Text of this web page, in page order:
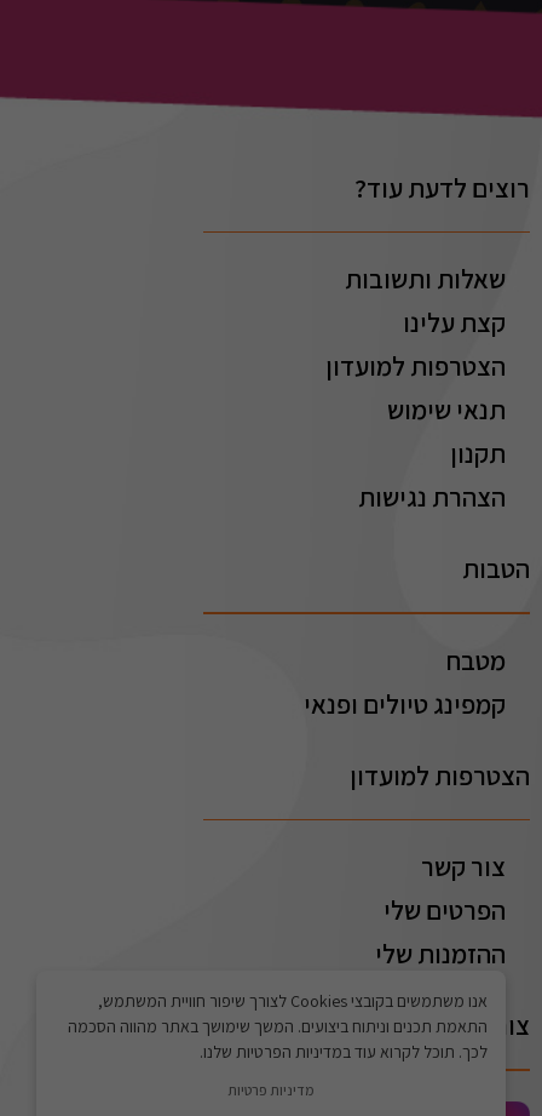
אנו משתמשים בקובצי Cookies לצורך שיפור חוויית המשתמש,
התאמת תכנים וניתוח ביצועים. המשך שימושך באתר מהווה הסכמה
לכך. תוכל לקרוא עוד במדיניות הפרטיות שלנו.
מדיניות פרטיות
רוצים לדעת עוד?
שאלות ותשובות
קצת עלינו
הצטרפות למועדון
תנאי שימוש
תקנון
הצהרת נגישות
הטבות
מטבח
קמפינג טיולים ופנאי
הצטרפות למועדון
צור קשר
הפרטים שלי
ההזמנות שלי
צור קשר